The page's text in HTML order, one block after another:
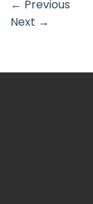
← Previous
Next →